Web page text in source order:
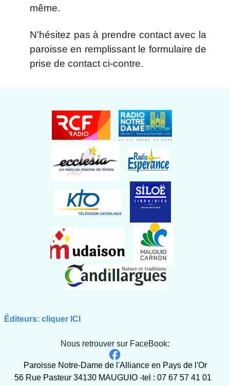
même.
N'hésitez pas à prendre contact avec la
paroisse en remplissant le formulaire de
prise de contact ci-contre.
Éditeurs: cliquer ICI
Nous retrouver sur FaceBook:
Paroisse Notre-Dame de l'Alliance en Pays de l'Or
56 Rue Pasteur 34130 MAUGUIO -tel : 07 67 57 41 01